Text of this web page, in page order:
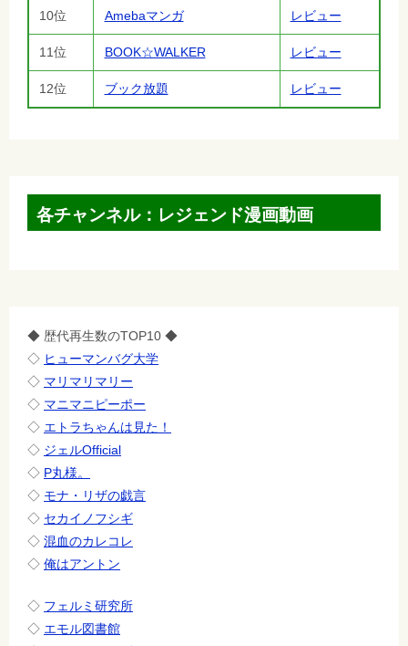
10位 Amebaマンガ レビュー
11位 BOOK☆WALKER レビュー
12位 ブック放題 レビュー
各チャンネル：レジェンド漫画動画
◆ 歴代再生数のTOP10 ◆
◇ ヒューマンバグ大学
◇ マリマリマリー
◇ マニマニピーポー
◇ エトラちゃんは見た！
◇ ジェルOfficial
◇ P丸様。
◇ モナ・リザの戯言
◇ セカイノフシギ
◇ 混血のカレコレ
◇ 俺はアントン
◇ フェルミ研究所
◇ エモル図書館